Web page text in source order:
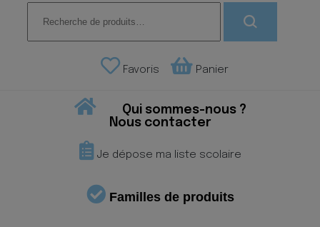
pour :
Favoris Panier
Qui sommes-nous ?
Nous contacter
Je dépose ma liste scolaire
Familles de produits